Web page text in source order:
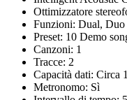
Ottimizzatore
Funzioni: Dual, Duo
Preset: 10 Demo
Canzoni: 1
Tracce: 2
Capacità dati: Circa
Metronomo: Sì